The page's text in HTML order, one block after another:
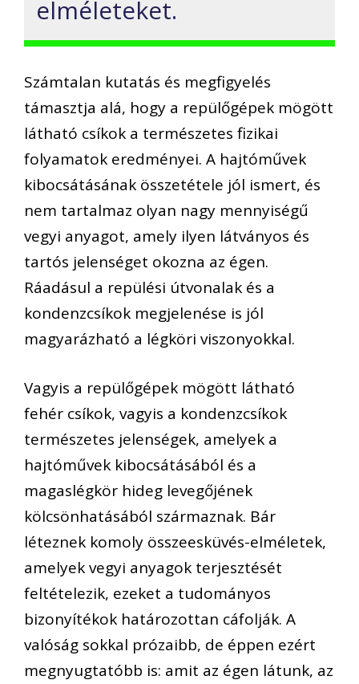
elméleteket.
Számtalan kutatás és megfigyelés
támasztja alá, hogy a repülőgépek mögött
látható csíkok a természetes fizikai
folyamatok eredményei. A hajtóművek
kibocsátásának összetétele jól ismert, és
nem tartalmaz olyan nagy mennyiségű
vegyi anyagot, amely ilyen látványos és
tartós jelenséget okozna az égen.
Ráadásul a repülési útvonalak és a
kondenzcsíkok megjelenése is jól
magyarázható a légköri viszonyokkal.
Vagyis a repülőgépek mögött látható
fehér csíkok, vagyis a kondenzcsíkok
természetes jelenségek, amelyek a
hajtóművek kibocsátásából és a
magaslégkör hideg levegőjének
kölcsönhatásából származnak. Bár
léteznek komoly összeesküvés-elméletek,
amelyek vegyi anyagok terjesztését
feltételezik, ezeket a tudományos
bizonyítékok határozottan cáfolják. A
valóság sokkal prózaibb, de éppen ezért
megnyugtatóbb is: amit az égen látunk, az